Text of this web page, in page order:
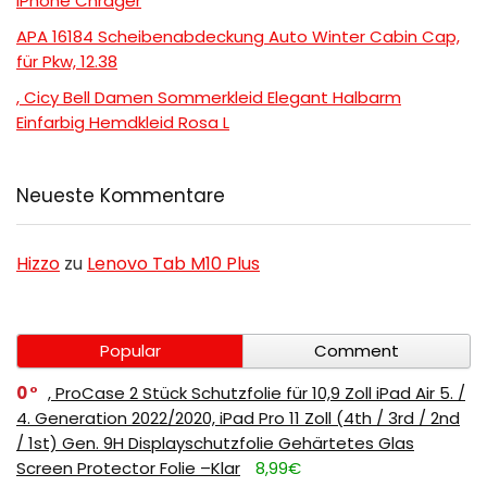
APA 16184 Scheibenabdeckung Auto Winter Cabin Cap,
für Pkw, 12.38
, Cicy Bell Damen Sommerkleid Elegant Halbarm
Einfarbig Hemdkleid Rosa L
Neueste Kommentare
Hizzo zu Lenovo Tab M10 Plus
Popular
Comment
0
, ProCase 2 Stück Schutzfolie für 10,9 Zoll iPad Air 5. /
4. Generation 2022/2020, iPad Pro 11 Zoll (4th / 3rd / 2nd
/ 1st) Gen. 9H Displayschutzfolie Gehärtetes Glas
Screen Protector Folie –Klar
8,99€